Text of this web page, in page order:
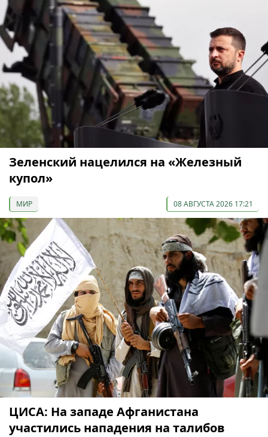
Зеленский нацелился на «Железный
купол»
МИР 08 АВГУСТА 2026 17:21
ЦИСА: На западе Афганистана
участились нападения на талибов